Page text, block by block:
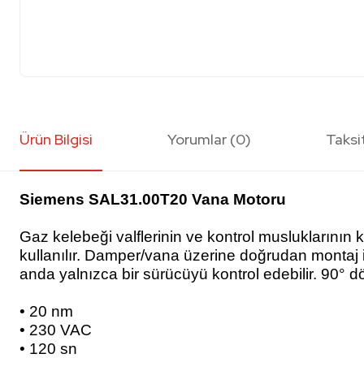
Ürün Bilgisi Yorumlar (0)
Siemens SAL31.00T20 Vana Motoru
Gaz kelebeği valflerinin ve kontrol
kullanılır. Damper/vana üzerine doğrudan
anda yalnızca bir sürücüyü kontrol edebilir. 90°
• 20 nm
• 230 VAC
• 120 sn